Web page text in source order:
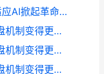
《生化奇兵4》重磅情报公开 自适应AI掀起革命 《生化奇兵4》难产
《异锁》公开小型更新 让游戏翻盘机制变得更加激烈 异形锁怎么开
《异锁》公开小型更新 让游戏翻盘机制变得更加激烈 异锁链素
《异锁》公开小型更新 让游戏翻盘机制变得更加激烈 异型锁怎么开